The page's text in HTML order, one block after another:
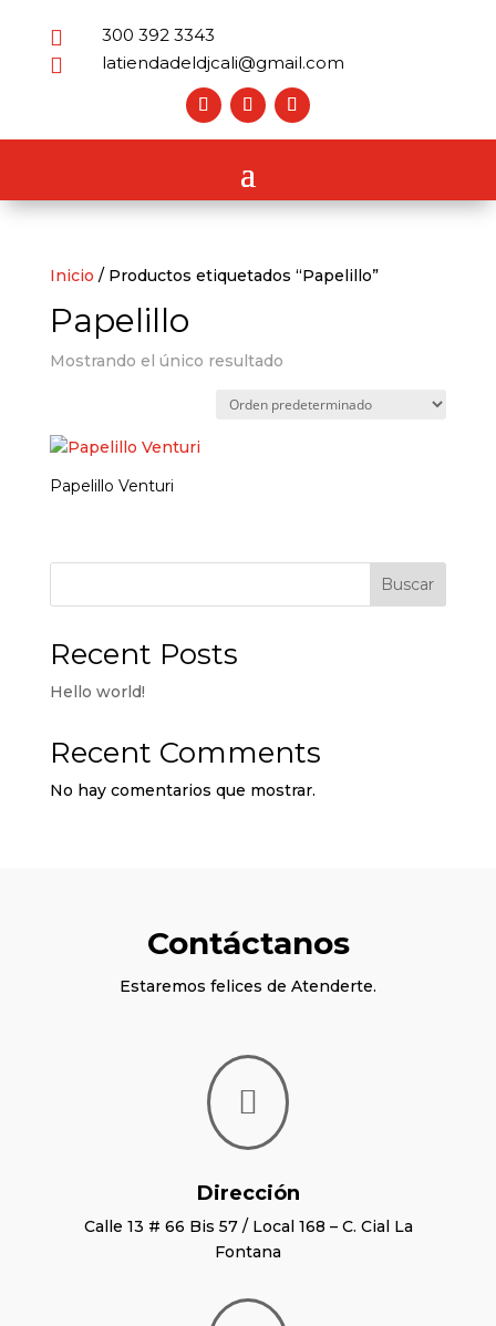
 300 392 3343
 latiendadeldjcali@gmail.com
Inicio / Productos etiquetados “Papelillo”
Papelillo
Mostrando el único resultado
Papelillo Venturi
Buscar
Recent Posts
Hello world!
Recent Comments
No hay comentarios que mostrar.
Contáctanos
Estaremos felices de Atenderte.

Dirección
Calle 13 # 66 Bis 57 / Local 168 – C. Cial La
Fontana